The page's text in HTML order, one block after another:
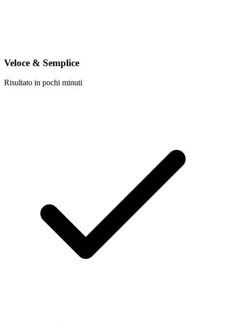
Veloce & Semplice
Risultato in pochi minuti